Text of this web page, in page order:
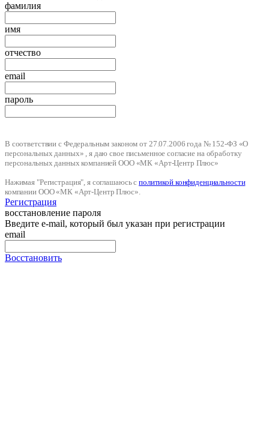
фамилия
имя
отчество
email
пароль
В соответствии с Федеральным законом от 27.07.2006 года № 152-ФЗ «О
персональных данных» , я даю свое письменное согласие на обработку
персональных данных компанией ООО «МК «Арт-Центр Плюс»
Нажимая "Регистрация", я соглашаюсь сполитикой конфиденциальности
компании ООО «МК «Арт-Центр Плюс».
Регистрация
восстановление пароля
Введите e-mail, который был указан при регистрации
email
Восстановить